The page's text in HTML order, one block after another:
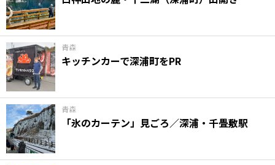
青森
キッチンカーで深浦町をPR
青森
「氷のカーテン」見ごろ／深浦・千畳敷駅